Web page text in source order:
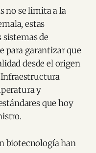
no se limita a la
estas
de
para garantizar que
desde el origen
Infraestructura
y
que hoy
biotecnología han